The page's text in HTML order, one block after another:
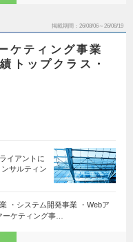
掲載期間 26/08/06～26/08/19
ケティング事業
トップクラス・
イアントに
サルティン
・システム開発事業 ・Webア
ーケティング事…